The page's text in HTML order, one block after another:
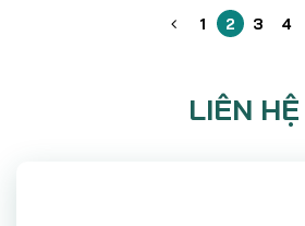
1 2 3 4
LIÊN HỆ